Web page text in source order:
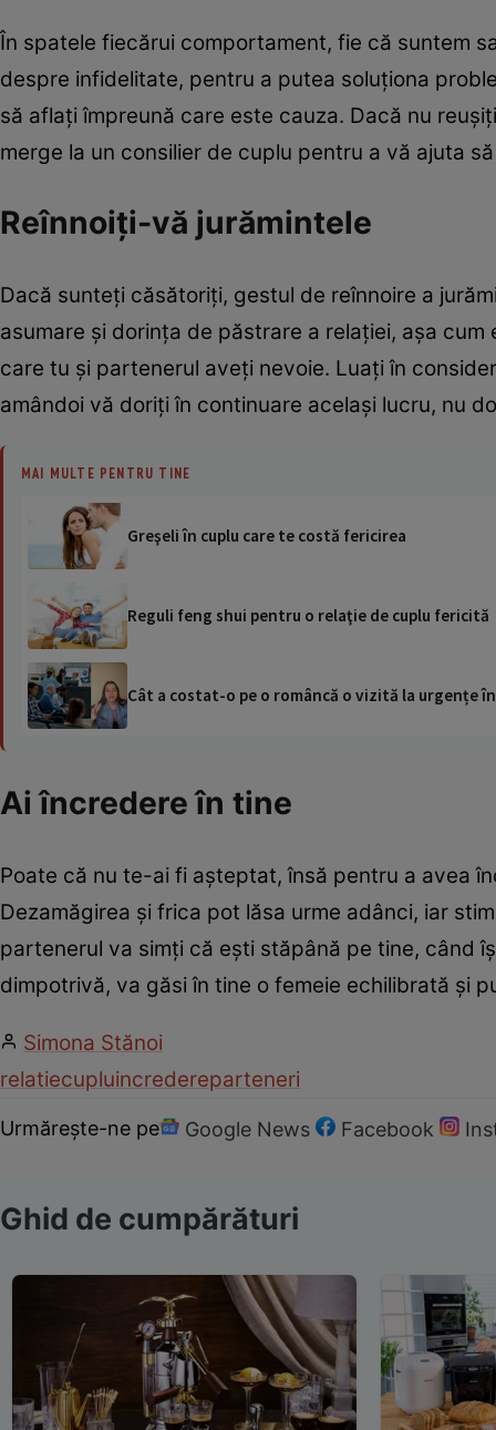
În spatele fiecărui comportament, fie că suntem
despre infidelitate, pentru a putea soluţiona
să aflaţi împreună care este cauza. Dacă nu
merge la un consilier de cuplu pentru a vă ajuta
Reînnoiţi-vă jurămintele
Dacă sunteţi căsătoriţi, gestul de reînnoire a
asumare şi dorinţa de păstrare a relaţiei, aşa
care tu şi partenerul aveţi nevoie. Luaţi în
amândoi vă doriţi în continuare acelaşi lucru, nu
MAI MULTE PENTRU TINE
Greşeli în cuplu care te costă fericirea
Reguli feng shui pentru o relaţie de cuplu fericită
Cât a costat-o pe o româncă o vizită la urgențe
Ai încredere în tine
Poate că nu te-ai fi aşteptat, însă pentru a avea
Dezamăgirea şi frica pot lăsa urme adânci, iar
partenerul va simţi că eşti stăpână pe tine, când
dimpotrivă, va găsi în tine o femeie echilibrată şi
Simona Stănoi
relatiecupluincredereparteneri
Urmărește-ne pe Google News Facebook
Ghid de cumpărături